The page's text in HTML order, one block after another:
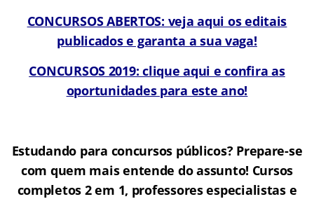
CONCURSOS ABERTOS: veja aqui os editais
publicados e garanta a sua vaga!
CONCURSOS 2019: clique aqui e confira as
oportunidades para este ano!
Estudando para concursos públicos? Prepare-se
com quem mais entende do assunto! Cursos
completos 2 em 1, professores especialistas e